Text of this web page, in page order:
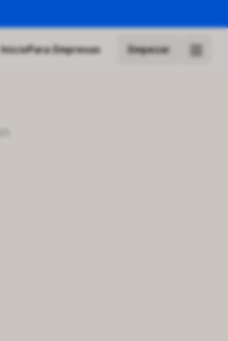
InicioPara Empresas Empezar